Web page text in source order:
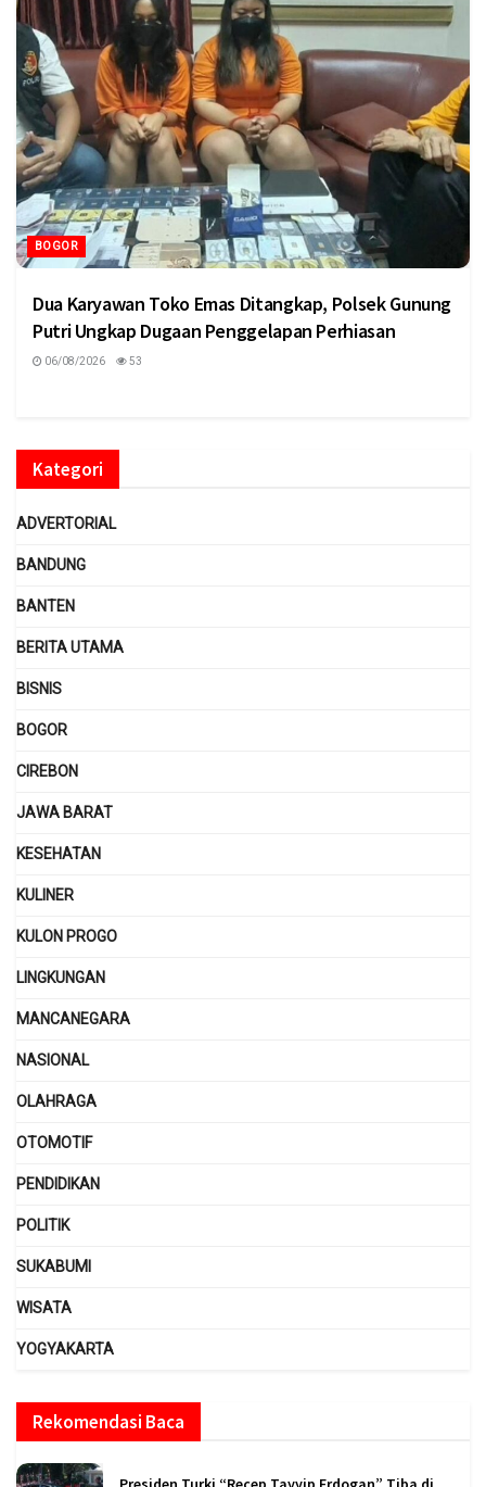
BOGOR
Dua Karyawan Toko Emas Ditangkap, Polsek Gunung
Putri Ungkap Dugaan Penggelapan Perhiasan
06/08/2026 53
Kategori
ADVERTORIAL
BANDUNG
BANTEN
BERITA UTAMA
BISNIS
BOGOR
CIREBON
JAWA BARAT
KESEHATAN
KULINER
KULON PROGO
LINGKUNGAN
MANCANEGARA
NASIONAL
OLAHRAGA
OTOMOTIF
PENDIDIKAN
POLITIK
SUKABUMI
WISATA
YOGYAKARTA
Rekomendasi Baca